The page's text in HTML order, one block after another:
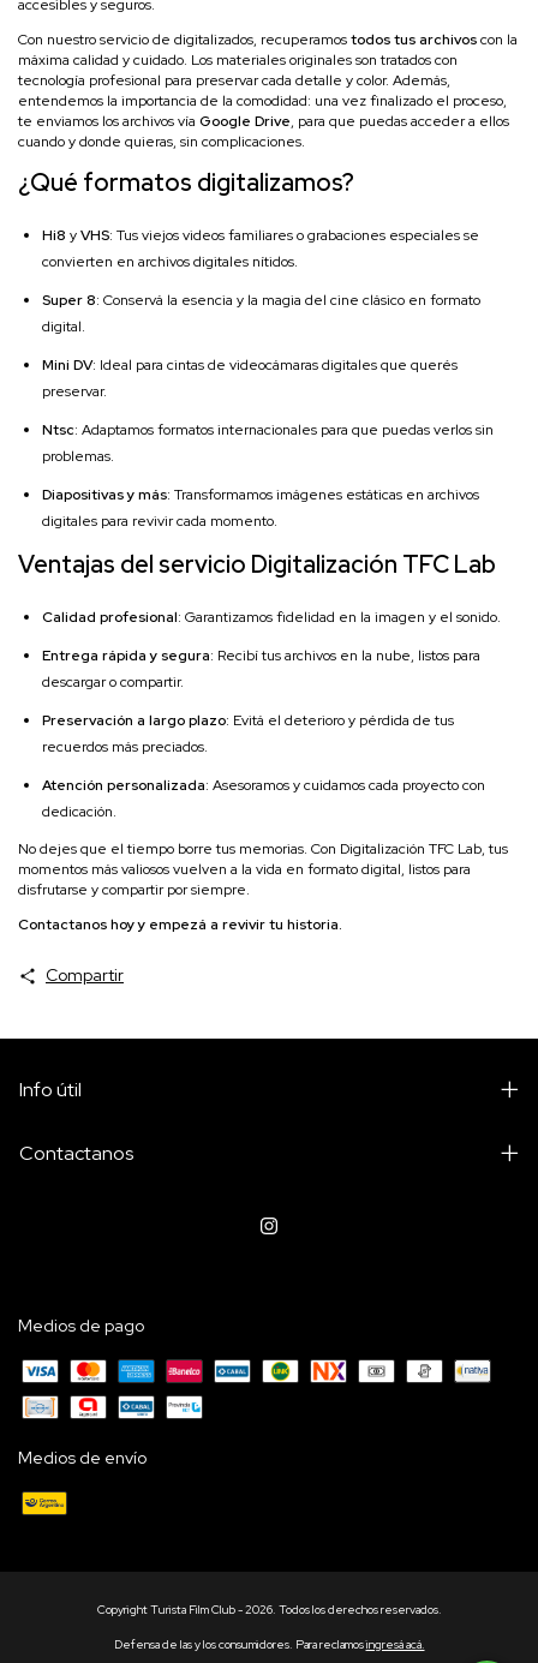
accesibles y seguros.
Con nuestro servicio de digitalizados, recuperamostodos tus archivoscon la
máxima calidad y cuidado. Los materiales originales son tratados con
tecnología profesional para preservar cada detalle y color. Además,
entendemos la importancia de la comodidad: una vez finalizado el proceso,
te enviamos los archivos vía Google Drive, para que puedas acceder a ellos
cuando y donde quieras, sin complicaciones.
¿Qué formatos digitalizamos?
Hi8 yVHS: Tus viejos videos familiares o grabaciones especiales se
convierten en archivos digitales nítidos.
Super 8: Conservá la esencia y la magia del cine clásico en formato
digital.
Mini DV: Ideal para cintas de videocámaras digitales que querés
preservar.
Ntsc: Adaptamos formatos internacionales para que puedas verlos sin
problemas.
Diapositivas y más: Transformamos imágenes estáticas en archivos
digitales para revivir cada momento.
Ventajas del servicio Digitalización TFC Lab
Calidad profesional: Garantizamos fidelidad en la imagen y el sonido.
Entrega rápida y segura: Recibí tus archivos en la nube, listos para
descargar o compartir.
Preservación a largo plazo: Evitá el deterioro y pérdida de tus
recuerdos más preciados.
Atención personalizada: Asesoramos y cuidamos cada proyecto con
dedicación.
No dejes que el tiempo borre tus memorias. Con Digitalización TFC Lab, tus
momentos más valiosos vuelven a la vida en formato digital, listos para
disfrutarse y compartir por siempre.
Contactanos hoy y empezá a revivir tu historia.
Compartir
Info útil
Contactanos
Medios de pago
Medios de envío
Copyright Turista Film Club - 2026. Todos los derechos reservados.
Defensa de las y los consumidores. Para reclamosingresá acá.